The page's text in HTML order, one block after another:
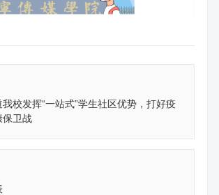
校发挥“一站式”学生社区优势，打好疫
保卫战